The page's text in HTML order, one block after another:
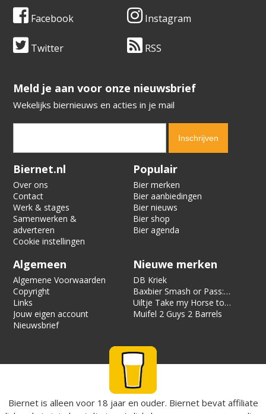
Facebook Instagram
Twitter RSS
​​​​​​​Meld je aan voor onze nieuwsbrief
Wekelijks biernieuws en acties in je mail
Verification code:
Biernet.nl
Over ons
Contact
Werk & stages
Samenwerken &
adverteren
Cookie instellingen
Populair
Bier merken
Bier aanbiedingen
Bier nieuws
Bier shop
Bier agenda
Algemeen
Algemene Voorwaarden
Copyright
Links
Jouw eigen account
Nieuwsbrief
Nieuwe merken
DB Kriek
Baxbier Smash or Pass:
Strata
Uiltje Take my Horse to
the Hotel Room
Muifel 2 Guys 2 Barrels
Biernet is alleen voor 18 jaar en ouder. Biernet bevat affiliate